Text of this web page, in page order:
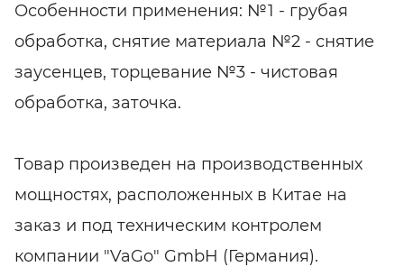
Особенности применения: №1 - грубая
обработка, снятие материала №2 - снятие
заусенцев, торцевание №3 - чистовая
обработка, заточка.
Товар произведен на производственных
мощностях, расположенных в Китае на
заказ и под техническим контролем
компании "VaGo" GmbH (Германия).